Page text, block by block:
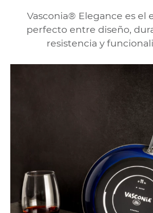
Vasconia® Elegance es el
perfecto entre diseño,
resistencia y